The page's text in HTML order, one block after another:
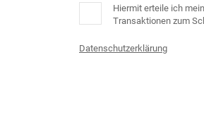
Hiermit erteile ich
Transaktionen zum
Datenschutzerklärung